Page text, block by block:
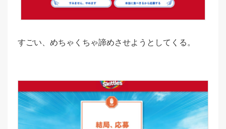
すごい、めちゃくちゃ諦めさせようとしてくる。